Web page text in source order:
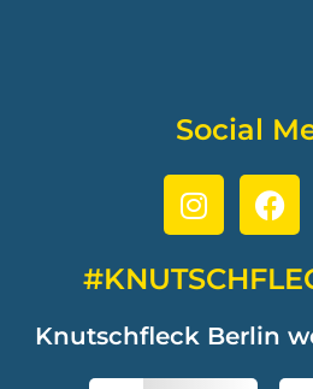
Social
Knutschfleck Berlin